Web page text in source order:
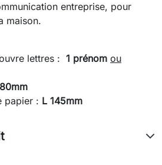
entreprise, pour
maison.
lettres : 1 prénom ou
papier : L 145mm